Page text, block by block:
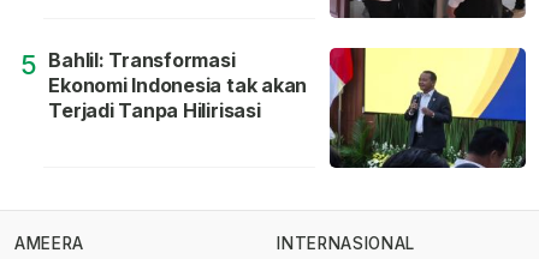
5 Bahlil: Transformasi
Ekonomi Indonesia tak akan
Terjadi Tanpa Hilirisasi
AMEERA
INTERNASIONAL